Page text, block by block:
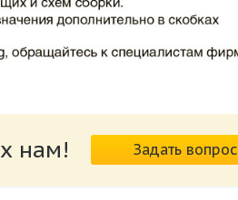
нам! Задать вопрос